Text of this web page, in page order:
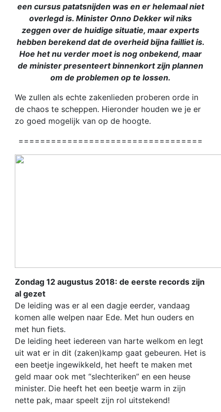
een cursus patatsnijden was en er helemaal niet
overlegd is. Minister Onno Dekker wil niks
zeggen over de huidige situatie, maar experts
hebben berekend dat de overheid bijna failliet is.
Hoe het nu verder moet is nog onbekend, maar
de minister presenteert binnenkort zijn plannen
om de problemen op te lossen.
We zullen als echte zakenlieden proberen orde in
de chaos te scheppen. Hieronder houden we je er
zo goed mogelijk van op de hoogte.
==================================
Zondag 12 augustus 2018: de eerste records zijn
al gezet
De leiding was er al een dagje eerder, vandaag
komen alle welpen naar Ede. Met hun ouders en
met hun fiets.
De leiding heet iedereen van harte welkom en legt
uit wat er in dit (zaken)kamp gaat gebeuren. Het is
een beetje ingewikkeld, het heeft te maken met
geld maar ook met “slechteriken” en een heuse
minister. Die heeft het een beetje warm in zijn
nette pak, maar speelt zijn rol uitstekend!